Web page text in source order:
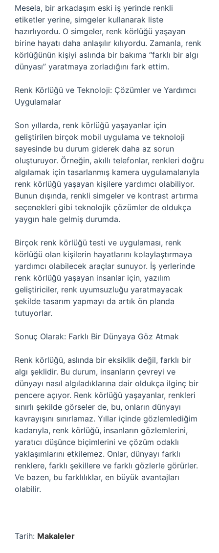
Mesela, bir arkadaşım eski iş yerinde renkli
etiketler yerine, simgeler kullanarak liste
hazırlıyordu. O simgeler, renk körlüğü yaşayan
birine hayatı daha anlaşılır kılıyordu. Zamanla, renk
körlüğünün kişiyi aslında bir bakıma “farklı bir algı
dünyası” yaratmaya zorladığını fark ettim.
Renk Körlüğü ve Teknoloji: Çözümler ve Yardımcı
Uygulamalar
Son yıllarda, renk körlüğü yaşayanlar için
geliştirilen birçok mobil uygulama ve teknoloji
sayesinde bu durum giderek daha az sorun
oluşturuyor. Örneğin, akıllı telefonlar, renkleri doğru
algılamak için tasarlanmış kamera uygulamalarıyla
renk körlüğü yaşayan kişilere yardımcı olabiliyor.
Bunun dışında, renkli simgeler ve kontrast artırma
seçenekleri gibi teknolojik çözümler de oldukça
yaygın hale gelmiş durumda.
Birçok renk körlüğü testi ve uygulaması, renk
körlüğü olan kişilerin hayatlarını kolaylaştırmaya
yardımcı olabilecek araçlar sunuyor. İş yerlerinde
renk körlüğü yaşayan insanlar için, yazılım
geliştiriciler, renk uyumsuzluğu yaratmayacak
şekilde tasarım yapmayı da artık ön planda
tutuyorlar.
Sonuç Olarak: Farklı Bir Dünyaya Göz Atmak
Renk körlüğü, aslında bir eksiklik değil, farklı bir
algı şeklidir. Bu durum, insanların çevreyi ve
dünyayı nasıl algıladıklarına dair oldukça ilginç bir
pencere açıyor. Renk körlüğü yaşayanlar, renkleri
sınırlı şekilde görseler de, bu, onların dünyayı
kavrayışını sınırlamaz. Yıllar içinde gözlemlediğim
kadarıyla, renk körlüğü, insanların gözlemlerini,
yaratıcı düşünce biçimlerini ve çözüm odaklı
yaklaşımlarını etkilemez. Onlar, dünyayı farklı
renklere, farklı şekillere ve farklı gözlerle görürler.
Ve bazen, bu farklılıklar, en büyük avantajları
olabilir.
Tarih: Makaleler